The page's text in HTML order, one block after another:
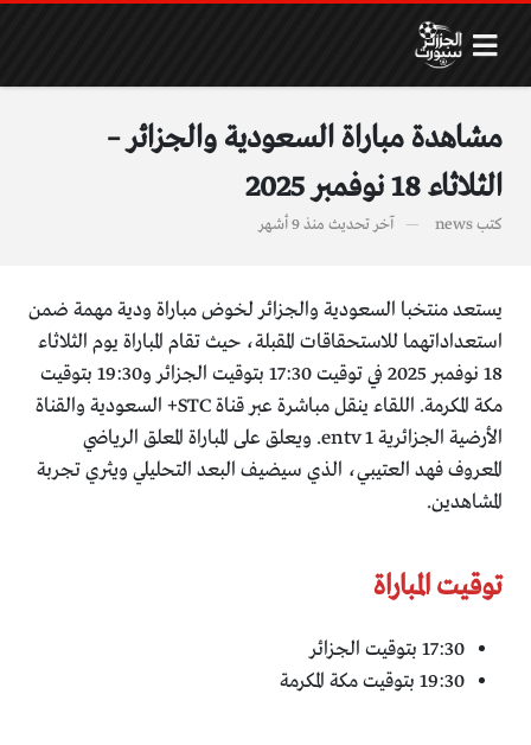
مشاهدة مباراة السعودية والجزائر –
الثلاثاء 18 نوفمبر 2025
كتبnews آخر تحديث منذ 9 أشهر
يستعد منتخبا السعودية والجزائر لخوض مباراة ودية مهمة ضمن
استعداداتهما للاستحقاقات المقبلة، حيث تقام المباراة يوم الثلاثاء
18 نوفمبر 2025 في توقيت 17:30 بتوقيت الجزائر و19:30 بتوقيت
مكة المكرمة. اللقاء ينقل مباشرة عبر قناة STC+ السعودية والقناة
الأرضية الجزائرية entv 1 . ويعلق على المباراة المعلق الرياضي
المعروف فهد العتيبي ، الذي سيضيف البعد التحليلي ويثري تجربة
المشاهدين.
توقيت المباراة
17:30 بتوقيت الجزائر
19:30 بتوقيت مكة المكرمة